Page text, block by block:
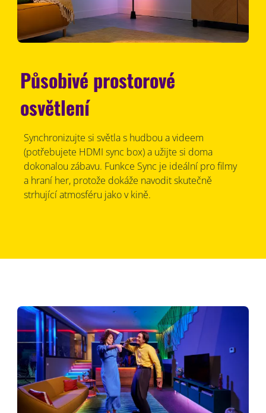
Působivé prostorové
osvětlení
Synchronizujte si světla s hudbou a videem
(potřebujete HDMI sync box) a užijte si doma
dokonalou zábavu. Funkce Sync je ideální pro filmy
a hraní her, protože dokáže navodit skutečně
strhující atmosféru jako v kině.